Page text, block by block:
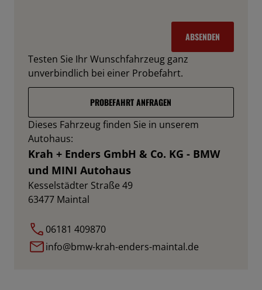
ABSENDEN
Testen Sie Ihr Wunschfahrzeug ganz
unverbindlich bei einer Probefahrt.
PROBEFAHRT ANFRAGEN
Dieses Fahrzeug finden Sie in unserem
Autohaus:
Krah + Enders GmbH & Co. KG - BMW
und MINI Autohaus
Kesselstädter Straße 49
63477 Maintal
06181 409870
info@bmw-krah-enders-maintal.de